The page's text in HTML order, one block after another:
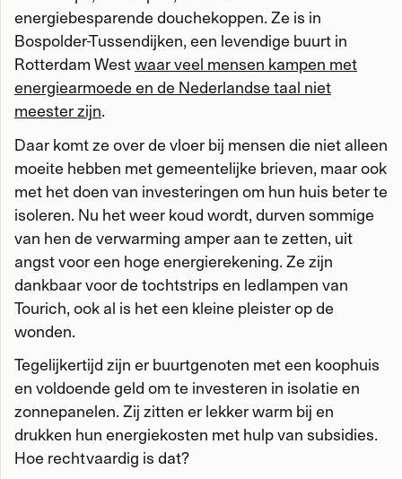
energiebesparende douchekoppen. Ze is in
Bospolder-Tussendijken, een levendige buurt in
Rotterdam Westwaar veel mensen kampen met
energiearmoede en de Nederlandse taal niet
meester zijn.
Daar komt ze over de vloer bij mensen die niet alleen
moeite hebben met gemeentelijke brieven, maar ook
met het doen van investeringen om hun huis beter te
isoleren. Nu het weer koud wordt, durven sommige
van hen de verwarming amper aan te zetten, uit
angst voor een hoge energierekening. Ze zijn
dankbaar voor de tochtstrips en ledlampen van
Tourich, ook al is het een kleine pleister op de
wonden.
Tegelijkertijd zijn er buurtgenoten met een koophuis
en voldoende geld om te investeren in isolatie en
zonnepanelen. Zij zitten er lekker warm bij en
drukken hun energiekosten met hulp van subsidies.
Hoe rechtvaardig is dat?